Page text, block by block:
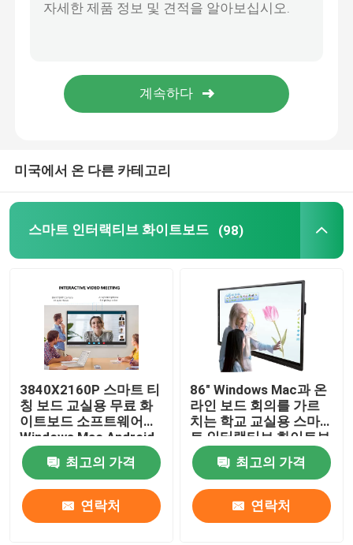
상호 작용하는 평판
단번에 PC 터치스크린
시각형의 사람 문서 카메라
디지털 신호 토템
디지털 신호 플레이어
인터랙티브 터치 스크린 테이블
모바일 TV 모니터 스탠드
미국에서 온 다른 카테고리
스마트 인터랙티브 화이트보드 (98)
3840X2160P 스마트 티
칭 보드 교실용 무료 화
이트보드 소프트웨어
Windows Mac Android
iOS
최고의 가격
연락처
86" Windows Mac과 온
라인 보드 회의를 가르
치는 학교 교실용 스마
트 인터랙티브 화이트보
드
최고의 가격
연락처